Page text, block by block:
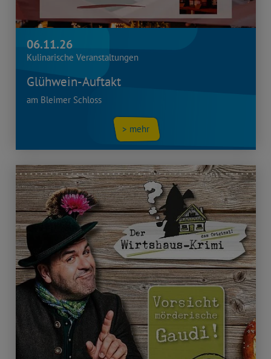
06.11.26
Kulinarische Veranstaltungen
Glühwein-Auftakt
am Bleimer Schloss
> mehr